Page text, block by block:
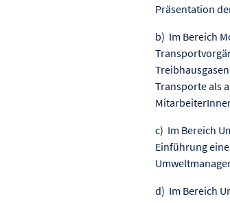
Präsentation
b) Im Bereich
Transporte als
c) Im Bereich
Einführung
d) Im Bereich